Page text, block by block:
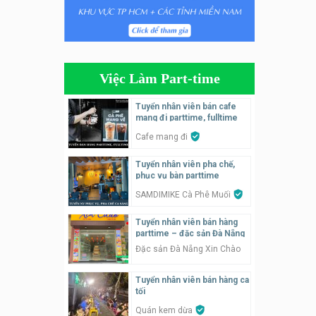
Tuyển nhân viên phụ quán ăn
– hỗ trợ ăn ở
parttime
GÀ GÔ FASTFOOD
parttime
Tuyển nhân viên pha chế
tiệm trà sữa
TRÀ SỮA THÁI LAN
Tuyển nhân viên tư vấn bán
hàng tiệm bánh ngọt
Tiệm bánh ngọt
Việc Làm Part-time
Tuyển nhân viên bán cafe
mang đi parttime, fulltime
Cafe mang đi
Tuyển nhân viên pha chế,
phục vụ bàn parttime
SAMDIMIKE Cà Phê Muối
Tuyển nhân viên bán hàng
parttime – đặc sản Đà Nẵng
Đặc sản Đà Nẵng Xin Chào
Tuyển nhân viên bán hàng ca
tối
Quán kem dừa